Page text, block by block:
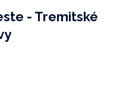
- Tremitské